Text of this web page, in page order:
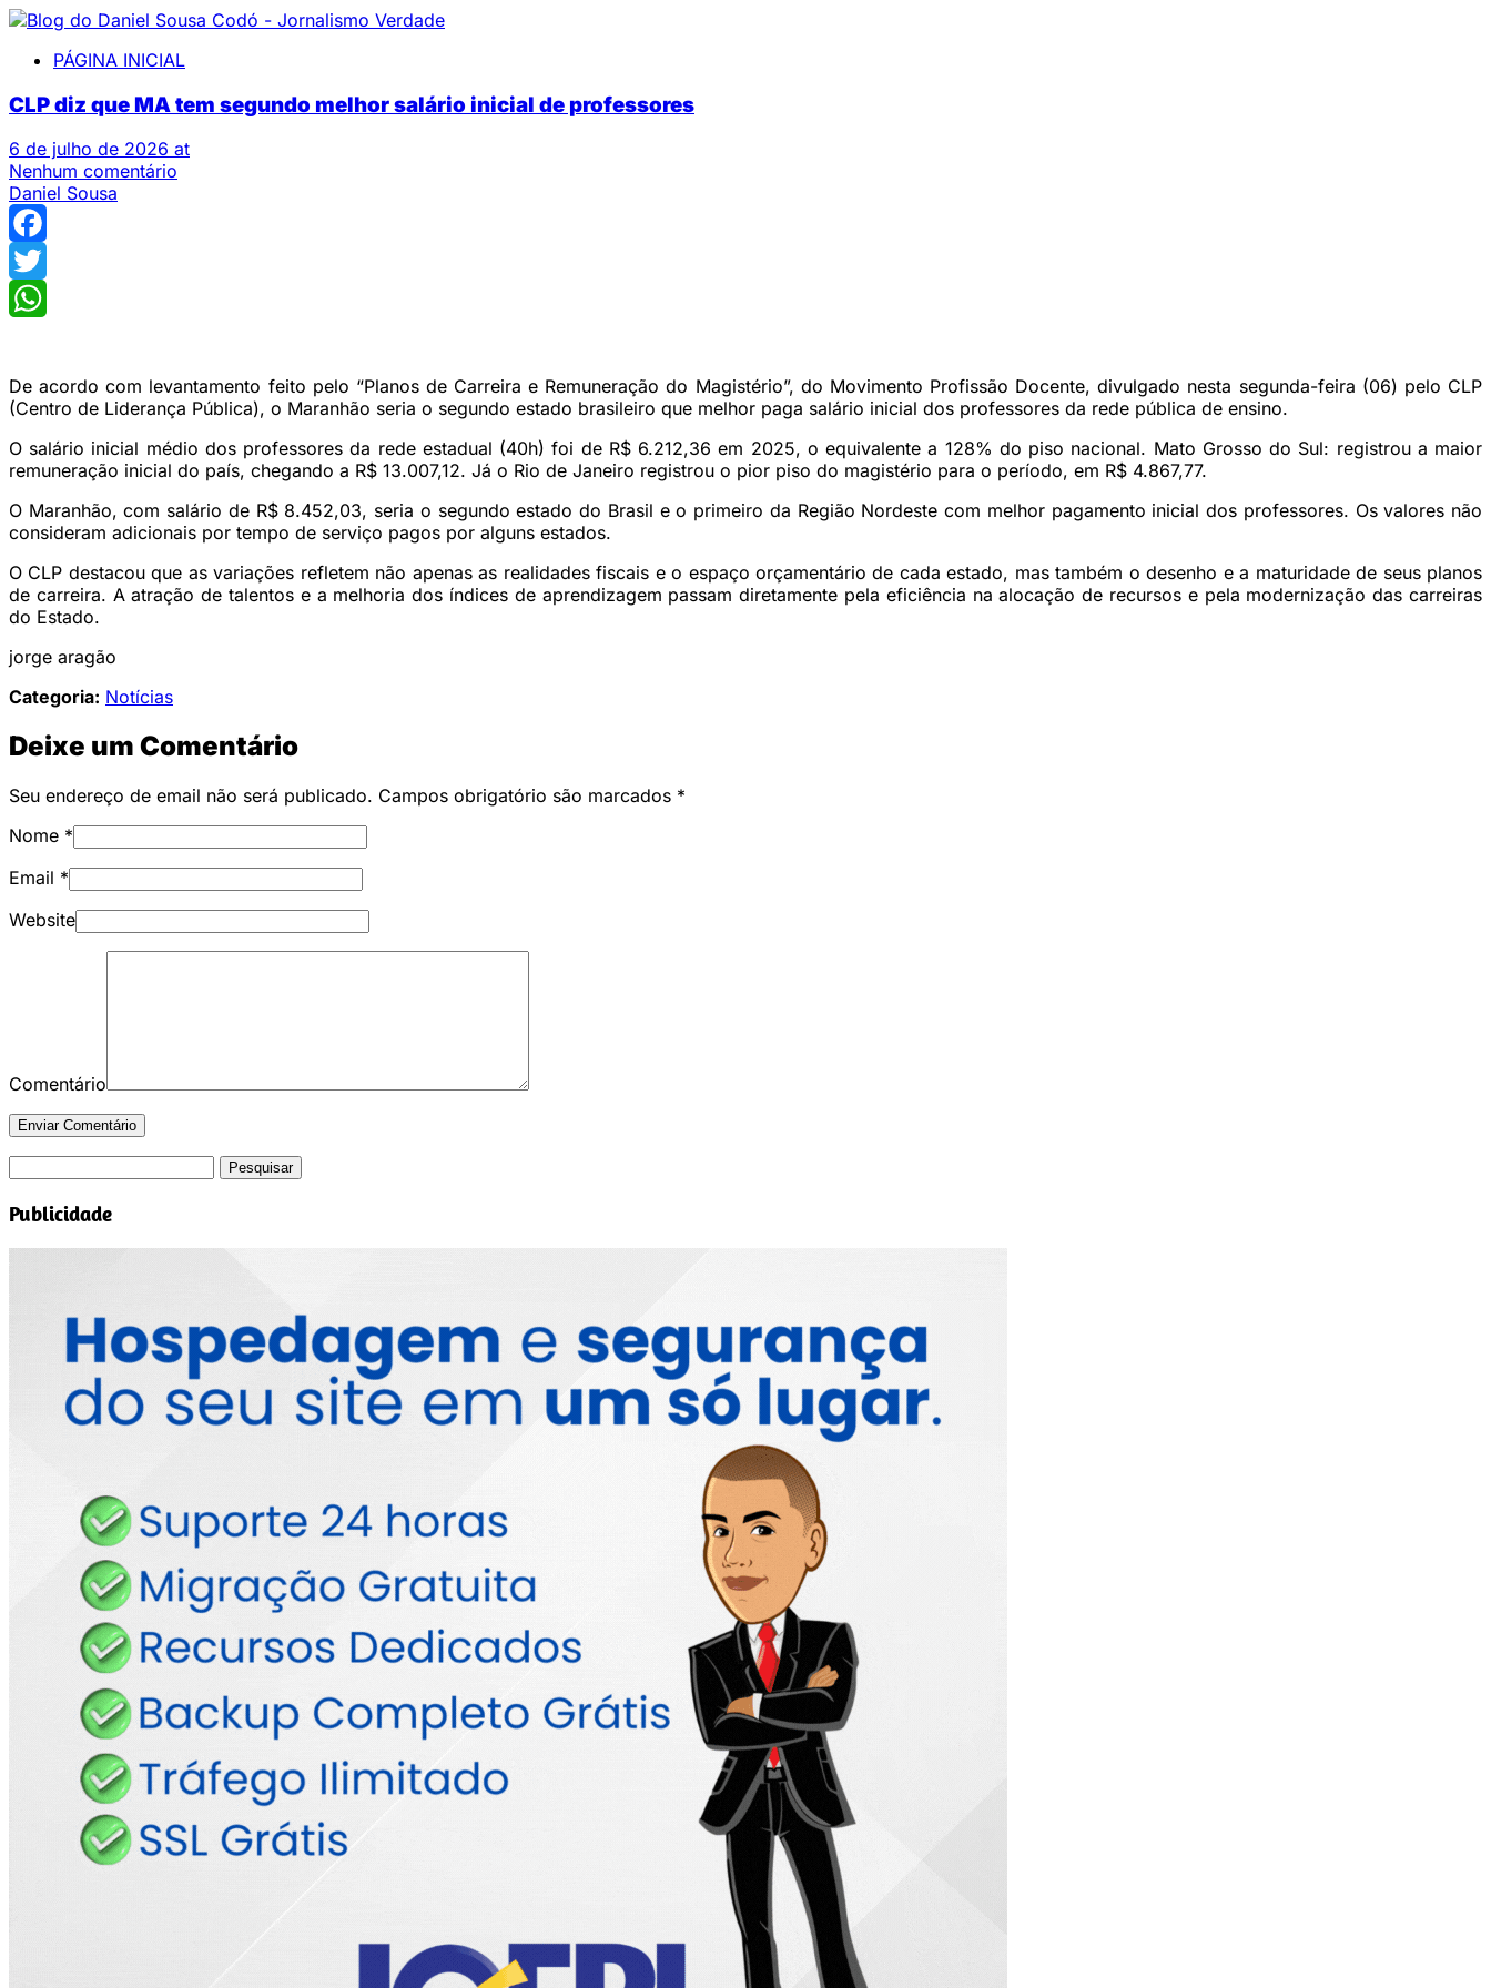
PÁGINA INICIAL
CLP diz que MA tem segundo melhor salário inicial de professores
6 de julho de 2026 at
Nenhum comentário
Daniel Sousa
Facebook
Twitter
De acordo com levantamento feito pelo “Planos de Carreira e Remuneração do Magistério”, do Movimento Profissão Docente, divulgado nesta segunda-feira (06) pelo CLP
(Centro de Liderança Pública), o Maranhão seria o segundo estado brasileiro que melhor paga salário inicial dos professores da rede pública de ensino.
O salário inicial médio dos professores da rede estadual (40h) foi de R$ 6.212,36 em 2025, o equivalente a 128% do piso nacional. Mato Grosso do Sul: registrou a maior
remuneração inicial do país, chegando a R$ 13.007,12. Já o Rio de Janeiro registrou o pior piso do magistério para o período, em R$ 4.867,77.
O Maranhão, com salário de R$ 8.452,03, seria o segundo estado do Brasil e o primeiro da Região Nordeste com melhor pagamento inicial dos professores. Os valores não
consideram adicionais por tempo de serviço pagos por alguns estados.
O CLP destacou que as variações refletem não apenas as realidades fiscais e o espaço orçamentário de cada estado, mas também o desenho e a maturidade de seus planos
de carreira. A atração de talentos e a melhoria dos índices de aprendizagem passam diretamente pela eficiência na alocação de recursos e pela modernização das carreiras
do Estado.
jorge aragão
Categoria: Notícias
Deixe um Comentário
Seu endereço de email não será publicado. Campos obrigatório são marcados *
Nome *
Email *
Website
Comentário
Publicidade